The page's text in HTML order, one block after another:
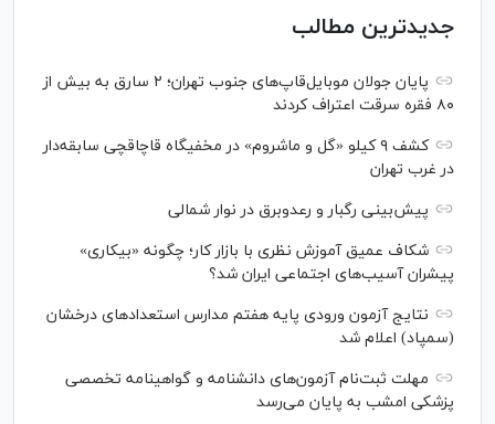
جدیدترین مطالب
پایان جولان موبایل‌قاپ‌های جنوب تهران؛ ۲ سارق به بیش از
۸۰ فقره سرقت اعتراف کردند
کشف ۹ کیلو «گل و ماشروم» در مخفیگاه قاچاقچی سابقه‌دار
در غرب تهران
پیش‌بینی رگبار و رعدوبرق در نوار شمالی
شکاف عمیق آموزش نظری با بازار کار؛ چگونه «بیکاری»
پیشران آسیب‌های اجتماعی ایران شد؟
نتایج آزمون ورودی پایه هفتم مدارس استعدادهای درخشان
(سمپاد) اعلام شد
مهلت ثبت‌نام آزمون‌های دانشنامه و گواهینامه تخصصی
پزشکی امشب به پایان می‌رسد